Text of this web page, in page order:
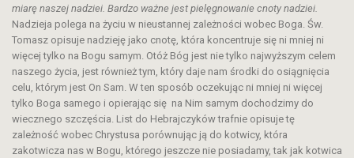
miarę naszej nadziei. Bardzo ważne jest pielęgnowanie cnoty nadziei.
Nadzieja polega na życiu w nieustannej zależności wobec Boga. Św.
Tomasz opisuje nadzieję jako cnotę, która koncentruje się ni mniej ni
więcej tylko na Bogu samym. Otóż Bóg jest nie tylko najwyższym celem
naszego życia, jest również tym, który daje nam środki do osiągnięcia
celu, którym jest On Sam. W ten sposób oczekując ni mniej ni więcej
tylko Boga samego i opierając się na Nim samym dochodzimy do
wiecznego szczęścia. List do Hebrajczyków trafnie opisuje tę
zależność wobec Chrystusa porównując ją do kotwicy, która
zakotwicza nas w Bogu, którego jeszcze nie posiadamy, tak jak kotwica